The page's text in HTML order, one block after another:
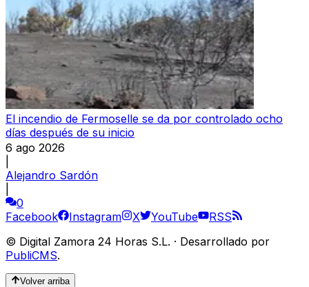
El incendio de Fermoselle se da por controlado ocho
días después de su inicio
6 ago 2026
Alejandro Sardón
0
Facebook
Instagram X YouTube
RSS
© Digital Zamora 24 Horas S.L. · Desarrollado por
PubliCMS.
Volver arriba